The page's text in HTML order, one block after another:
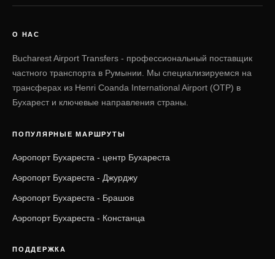
О НАС
Bucharest Airport Transfers - профессиональный поставщик
частного транспорта в Румынии. Мы специализируемся на
трансферах из Henri Coanda International Airport (OTP) в
Бухарест и ключевые направления страны.
ПОПУЛЯРНЫЕ МАРШРУТЫ
Аэропорт Бухареста - центр Бухареста
Аэропорт Бухареста - Джурджу
Аэропорт Бухареста - Брашов
Аэропорт Бухареста - Констанца
ПОДДЕРЖКА